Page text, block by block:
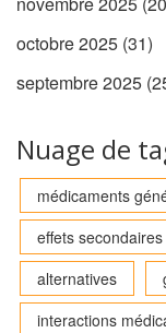
octobre 2025 (31)
septembre 2025
Nuage de
médicaments
effets secondaires
alternatives
interactions